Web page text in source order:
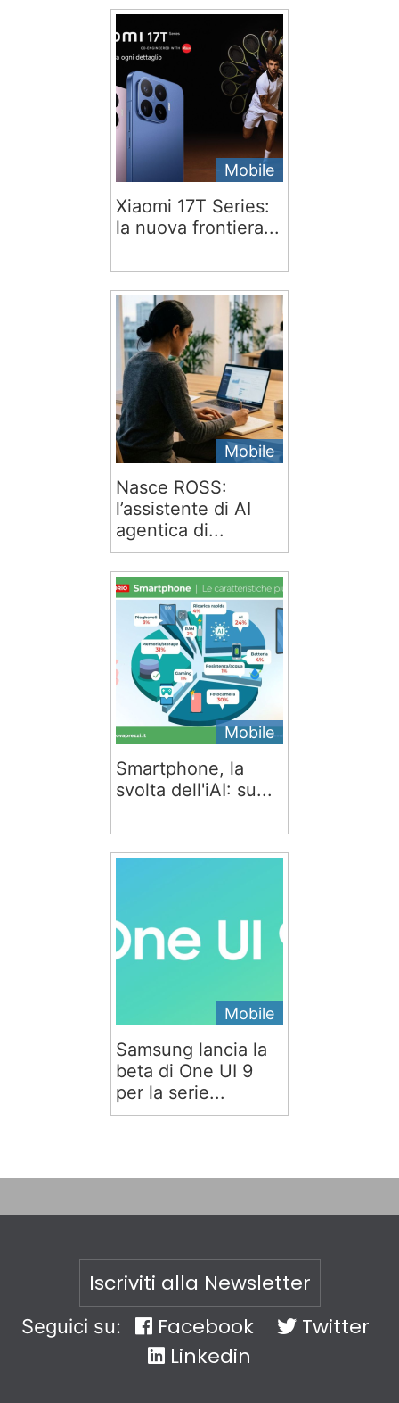
Mobile
Xiaomi 17T Series:
la nuova frontiera...
Mobile
Nasce ROSS:
l’assistente di AI
agentica di...
Mobile
Smartphone, la
svolta dell'iAI: su...
Mobile
Samsung lancia la
beta di One UI 9
per la serie...
Iscriviti alla Newsletter
Seguici su: Facebook
Twitter
Linkedin